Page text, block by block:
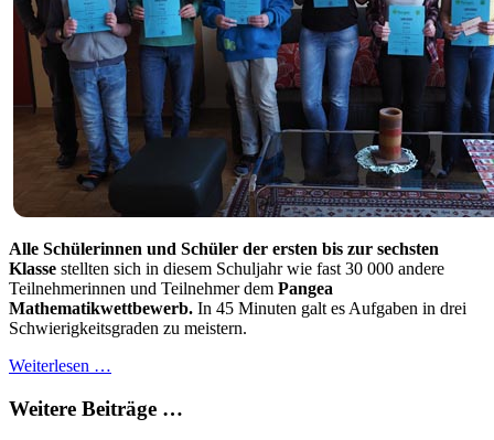
Alle Schülerinnen und Schüler der ersten bis zur sechsten
Klasse stellten sich in diesem Schuljahr wie fast 30 000 andere
Teilnehmerinnen und Teilnehmer dem Pangea
Mathematikwettbewerb. In 45 Minuten galt es Aufgaben in drei
Schwierigkeitsgraden zu meistern.
Weiterlesen …
Weitere Beiträge …